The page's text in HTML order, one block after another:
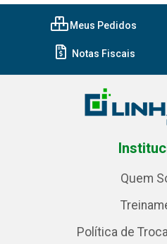
Meus Pedidos
Notas Fiscais
Quem
Política de